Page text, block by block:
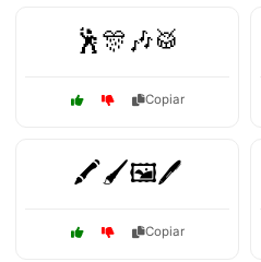
🕺🎊🎶🥁
Copiar
🖍️🖌️🖼️🖊️
Copiar